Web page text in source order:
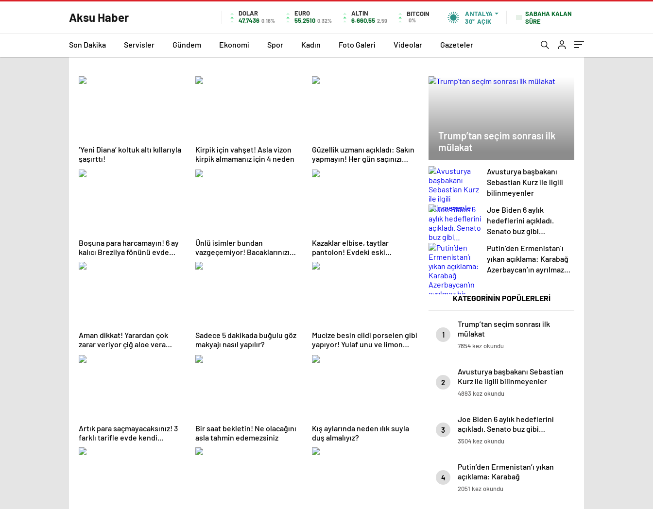
Aksu Haber
DOLAR
47,7436 0.18%
EURO
55,2510 0.32%
ALTIN
6.660,55 2,59
BITCOIN
0%
ANTALYA
30° AÇIK
SABAHA KALAN
SÜRE
Son Dakika Servisler Gündem Ekonomi Spor Kadın Foto Galeri Videolar Gazeteler
‘Yeni Diana’ koltuk altı kıllarıyla
şaşırttı!
Kirpik için vahşet! Asla vizon
kirpik almamanız için 4 neden
Güzellik uzmanı açıkladı: Sakın
yapmayın! Her gün saçınızı
yıkıyorsanız eğer…
Boşuna para harcamayın! 6 ay
kalıcı Brezilya fönünü evde
yapın…
Ünlü isimler bundan
vazgeçemiyor! Bacaklarınızı
kuru fırçalarsanız…
Kazaklar elbise, taytlar
pantolon! Evdeki eski
kıyafetleri yenilemek için 5
ipucu
Aman dikkat! Yarardan çok
zarar veriyor çiğ aloe vera
suyu…
Sadece 5 dakikada buğulu göz
makyajı nasıl yapılır?
Mucize besin cildi porselen gibi
yapıyor! Yulaf unu ve limon…
Artık para saçmayacaksınız! 3
farklı tarifle evde kendi
kremimizi yapıyoruz!
Bir saat bekletin! Ne olacağını
asla tahmin edemezsiniz
Kış aylarında neden ılık suyla
duş almalıyız?
Trump’tan seçim sonrası ilk
mülakat
Avusturya başbakanı
Sebastian Kurz ile ilgili
bilinmeyenler
Joe Biden 6 aylık
hedeflerini açıkladı.
Senato buz gibi…
Putin’den Ermenistan’ı
yıkan açıklama: Karabağ
Azerbaycan’ın ayrılmaz
KATEGORİNİN POPÜLERLERİ
1
Trump’tan seçim sonrası ilk
mülakat
7854 kez okundu
2
Avusturya başbakanı Sebastian
Kurz ile ilgili bilinmeyenler
4893 kez okundu
3
Joe Biden 6 aylık hedeflerini
açıkladı. Senato buz gibi…
3504 kez okundu
4
Putin’den Ermenistan’ı yıkan
açıklama: Karabağ
Azerbaycan’ın ayrılmaz bir
2051 kez okundu